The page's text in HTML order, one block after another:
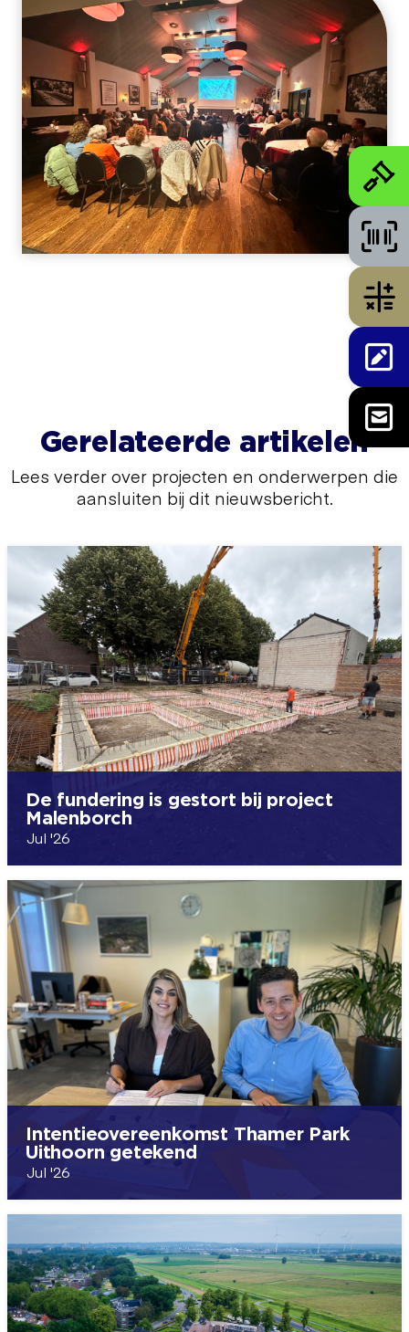
Gerelateerde artikelen
Lees verder over projecten en onderwerpen die
aansluiten bij dit nieuwsbericht.
De fundering is gestort bij project
Malenborch
Jul '26
Intentieovereenkomst Thamer Park
Uithoorn getekend
Jul '26